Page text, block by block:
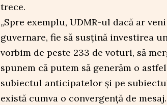
trece.
„Spre exemplu, UDMR-ul dacă ar
guvernare, fie să susţină investirea
vorbim de peste 233 de voturi, să
spunem că putem să generăm o
subiectul anticipatelor și pe
există cumva o convergență de